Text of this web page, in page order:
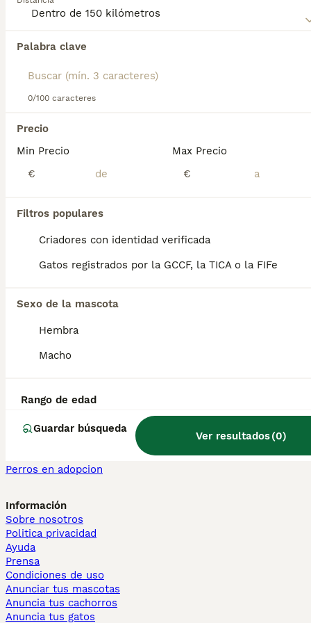
Palabra clave
0/100 caracteres
Precio
Min Precio
€
Max Precio
€
Filtros populares
Criadores con identidad verificada
Gatos registrados por la GCCF, la TICA o la FIFe
Sexo de la mascota
Hembra
Macho
Rango de edad
Guardar búsqueda
Ver resultados(0)
Si deseas exactamente esta búsqueda guarda tu
Chihuahua en venta
Bichón Maltés en venta
Pomerania en venta
Caniche Toy en venta
Bosque de Noruega en venta
Bengalí en venta
Persa en venta
Bulldog Francés en Madrid
Chihuahua en Sevilla
Bulldog Francés en Galicia
Caniche Toy en venta en Barcelona
Perros en adopcion
Información
Sobre nosotros
Politica privacidad
Ayuda
Prensa
Condiciones de uso
Anunciar tus mascotas
Anuncia tus cachorros
Anuncia tus gatos